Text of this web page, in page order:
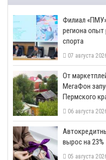
​Филиал
региона опыт
спорта
07 августа
От
МегаФон
Пермского
06 августа
вырос на 23%
05 августа